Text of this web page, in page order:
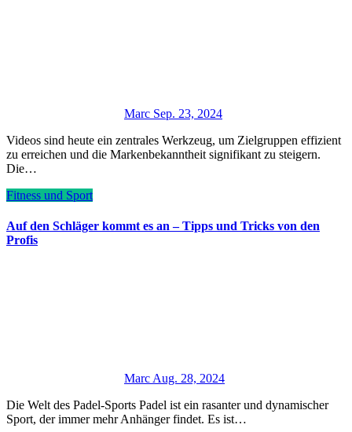
Marc Sep. 23, 2024
Videos sind heute ein zentrales Werkzeug, um Zielgruppen effizient
zu erreichen und die Markenbekanntheit signifikant zu steigern.
Die…
Fitness und Sport
Auf den Schläger kommt es an – Tipps und Tricks von den
Profis
Marc Aug. 28, 2024
Die Welt des Padel-Sports Padel ist ein rasanter und dynamischer
Sport, der immer mehr Anhänger findet. Es ist…